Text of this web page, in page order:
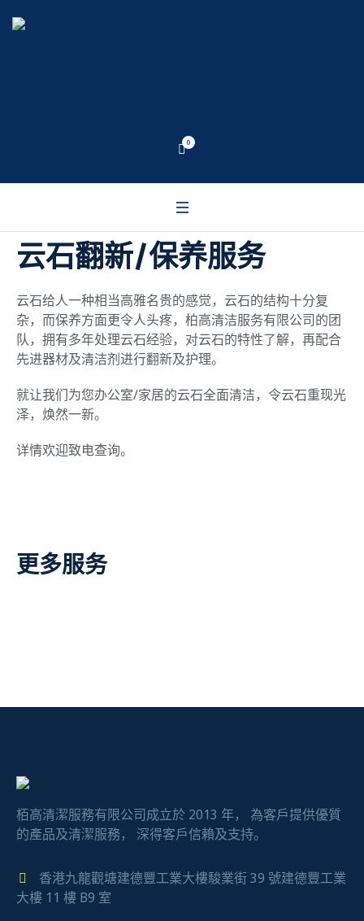
0
云石翻新/保养服务
云石给人一种相当高雅名贵的感觉，云石的结构十分复
杂，而保养方面更令人头疼，柏高清洁服务有限公司的团
队，拥有多年处理云石经验，对云石的特性了解，再配合
先进器材及清洁剂进行翻新及护理。
就让我们为您办公室/家居的云石全面清洁，令云石重现光
泽，焕然一新。
详情欢迎致电查询。
更多服务
栢高清潔服務有限公司成立於 2013 年， 為客戶提供優質
的產品及清潔服務， 深得客戶信賴及支持。
香港九龍觀塘建德豐工業大樓駿業街 39 號建德豐工業
大樓 11 樓 B9 室